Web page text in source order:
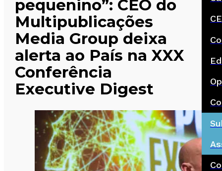
pequenino”: CEO do
Multipublicações
Media Group deixa
alerta ao País na XXX
Conferência
Executive Digest